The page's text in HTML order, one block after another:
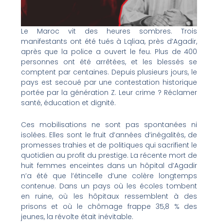
Le Maroc vit des heures sombres. Trois
manifestants ont été tués à Lqliaa, près d’Agadir,
après que la police a ouvert le feu. Plus de 400
personnes ont été arrêtées, et les blessés se
comptent par centaines. Depuis plusieurs jours, le
pays est secoué par une contestation historique
portée par la génération Z. Leur crime ? Réclamer
santé, éducation et dignité.
Ces mobilisations ne sont pas spontanées ni
isolées. Elles sont le fruit d’années d’inégalités, de
promesses trahies et de politiques qui sacrifient le
quotidien au profit du prestige. La récente mort de
huit femmes enceintes dans un hôpital d’Agadir
n’a été que l’étincelle d’une colère longtemps
contenue. Dans un pays où les écoles tombent
en ruine, où les hôpitaux ressemblent à des
prisons et où le chômage frappe 35,8 % des
jeunes, la révolte était inévitable.